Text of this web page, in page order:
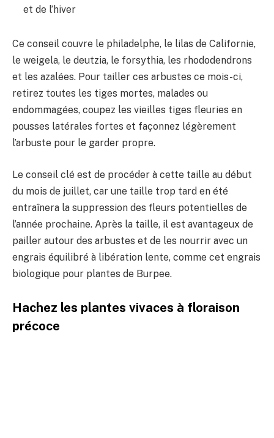
et de l’hiver
Ce conseil couvre le philadelphe, le lilas de Californie,
le weigela, le deutzia, le forsythia, les rhododendrons
et les azalées. Pour tailler ces arbustes ce mois-ci,
retirez toutes les tiges mortes, malades ou
endommagées, coupez les vieilles tiges fleuries en
pousses latérales fortes et façonnez légèrement
l’arbuste pour le garder propre.
Le conseil clé est de procéder à cette taille au début
du mois de juillet, car une taille trop tard en été
entraînera la suppression des fleurs potentielles de
l’année prochaine. Après la taille, il est avantageux de
pailler autour des arbustes et de les nourrir avec un
engrais équilibré à libération lente, comme cet engrais
biologique pour plantes de Burpee.
Hachez les plantes vivaces à floraison
précoce